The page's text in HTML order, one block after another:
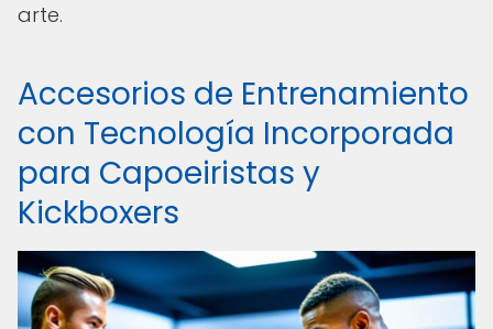
arte.
Accesorios de Entrenamiento
con Tecnología Incorporada
para Capoeiristas y
Kickboxers